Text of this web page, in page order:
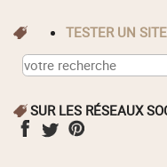
TESTER UN SITE
SUR LES RÉSEAUX